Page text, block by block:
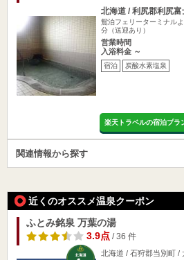
北海道 / 利尻郡利尻富
鴛泊フェリーターミナル
分（送迎あり）
営業時間
入浴料金 ～
宿泊 炭酸水素塩泉
楽天トラベルの宿泊プラ
関連情報から探す
近くのオススメ温泉クーポン
ふとみ銘泉 万葉の湯
3.9点/ 36 件
北海道 / 石狩郡当別町 /